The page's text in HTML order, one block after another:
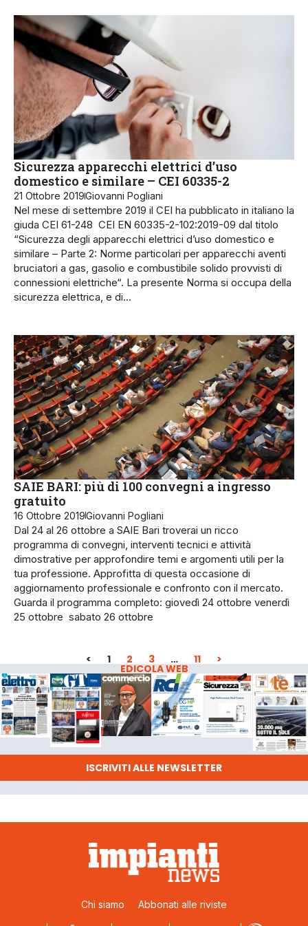
Sicurezza apparecchi elettrici d’uso
domestico e similare – CEI 60335-2
21 Ottobre 2019Giovanni Pogliani
Nel mese di settembre 2019 il CEI ha pubblicato in italiano la
giuda CEI 61-248 CEI EN 60335-2-102:2019-09 dal titolo
“Sicurezza degli apparecchi elettrici d’uso domestico e
similare – Parte 2: Norme particolari per apparecchi aventi
bruciatori a gas, gasolio e combustibile solido provvisti di
connessioni elettriche“. La presente Norma si occupa della
sicurezza elettrica, e di…
SAIE BARI: più di 100 convegni a ingresso
gratuito
16 Ottobre 2019Giovanni Pogliani
Dal 24 al 26 ottobre a SAIE Bari troverai un ricco
programma di convegni, interventi tecnici e attività
dimostrative per approfondire temi e argomenti utili per la
tua professione. Approfitta di questa occasione di
aggiornamento professionale e confronto con il mercato.
Guarda il programma completo: giovedì 24 ottobre venerdì
25 ottobre sabato 26 ottobre
< 1 2 3 … 11 >
EDICOLA WEB
ISCRIVITI ALLE NEWSLETTER
Chi siamo Abbonati alle riviste